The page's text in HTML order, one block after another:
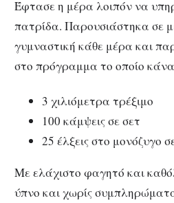
Έφτασε η μέρα λοιπόν να
πατρίδα. Παρουσιάστηκα σε
γυμναστική κάθε μέρα και
στο πρόγραμμα το οποίο
3 χιλιόμετρα τρέξιμο
100 κάμψεις σε σετ
25 έλξεις στο μονόζυγο
Με ελάχιστο φαγητό και
ύπνο και χωρίς